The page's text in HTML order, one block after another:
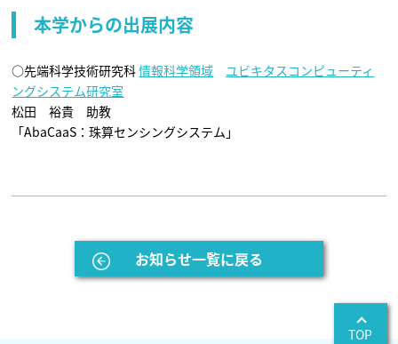
本学からの出展内容
○先端科学技術研究科情報科学領域
ユビキタスコンピューティ
ングシステム研究室
松田 裕貴 助教
「AbaCaaS：珠算センシングシステム」
お知らせ一覧に戻る
TOP